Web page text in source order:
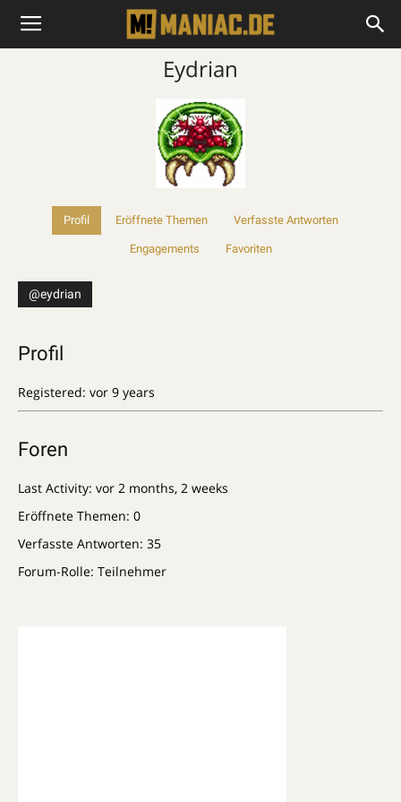
Eydrian
Profil Eröffnete Themen Verfasste Antworten
Engagements Favoriten
@eydrian
Profil
Registered: vor 9 years
Foren
Last Activity: vor 2 months, 2 weeks
Eröffnete Themen: 0
Verfasste Antworten: 35
Forum-Rolle: Teilnehmer